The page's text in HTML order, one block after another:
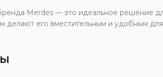
Merdes — это идеальное решение
делают его вместительным и удобным для